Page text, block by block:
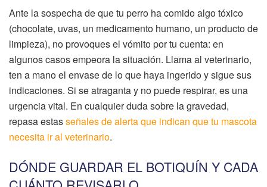
Ante la sospecha de que tu perro ha comido algo tóxico
(chocolate, uvas, un medicamento humano, un producto de
limpieza), no provoques el vómito por tu cuenta: en
algunos casos empeora la situación. Llama al veterinario,
ten a mano el envase de lo que haya ingerido y sigue sus
indicaciones. Si se atraganta y no puede respirar, es una
urgencia vital. En cualquier duda sobre la gravedad,
repasa estasseñales de alerta que indican que tu mascota
necesita ir al veterinario.
DÓNDE GUARDAR EL BOTIQUÍN Y CADA